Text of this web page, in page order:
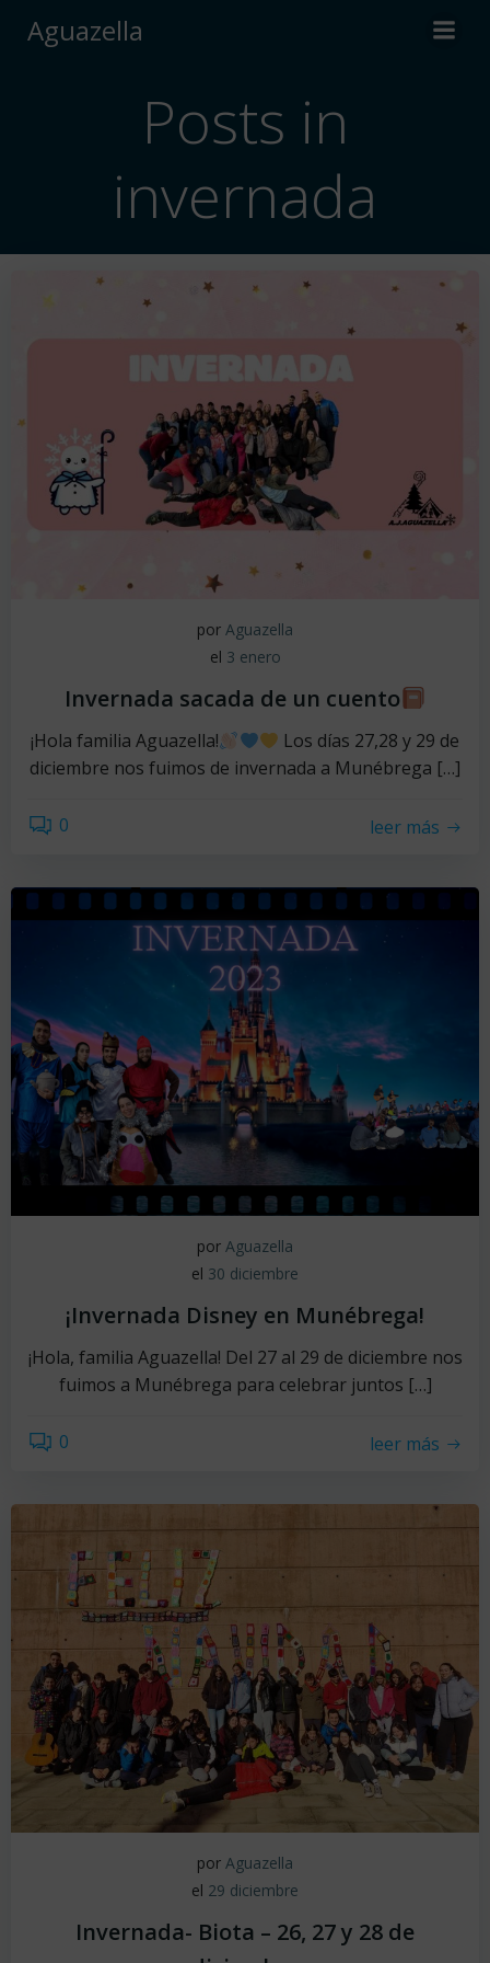
Aguazella
Posts in
invernada
por Aguazella
el 3 enero
Invernada sacada de un cuento
¡Hola familia Aguazella!
Los días 27,28 y 29 de
diciembre nos fuimos de invernada a Munébrega […]
0 leer más
por Aguazella
el 30 diciembre
¡Invernada Disney en Munébrega!
¡Hola, familia Aguazella! Del 27 al 29 de diciembre nos
fuimos a Munébrega para celebrar juntos […]
0 leer más
por Aguazella
el 29 diciembre
Invernada- Biota – 26, 27 y 28 de